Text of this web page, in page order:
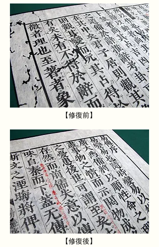
【修復前】
【修復後】